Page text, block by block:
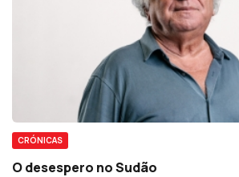
CRÓNICAS
O desespero no Sudão